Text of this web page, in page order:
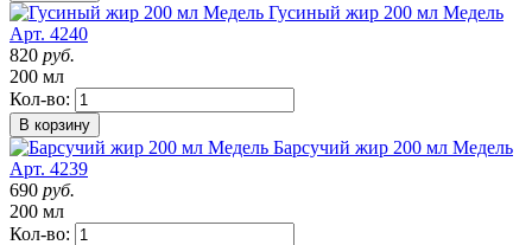
Гусиный жир 200 мл Медель
Арт. 4240
820 руб.
200 мл
Кол-во:
В корзину
Барсучий жир 200 мл Медель
Арт. 4239
690 руб.
200 мл
Кол-во: